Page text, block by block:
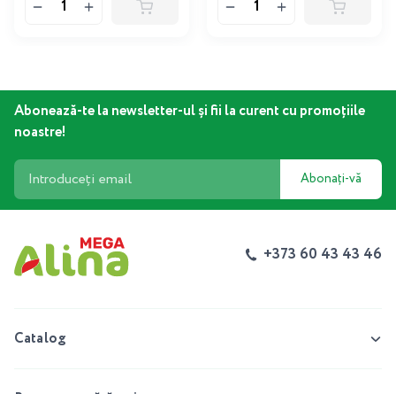
Abonează-te la newsletter-ul și fii la curent cu promoțiile
noastre!
Abonați-vă
+373 60 43 43 46
Catalog